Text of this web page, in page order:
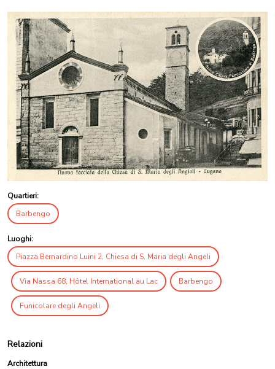
Quartieri:
Barbengo
Luoghi:
Piazza Bernardino Luini 2, Chiesa di S. Maria degli Angeli
Via Nassa 68, Hôtel International au Lac Barbengo
Funicolare degli Angeli
Relazioni
Architettura